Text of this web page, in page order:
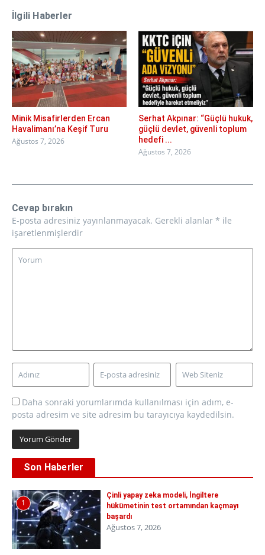
İlgili Haberler
Minik Misafirlerden Ercan
Havalimanı’na Keşif Turu
Ağustos 7, 2026
Serhat Akpınar: “Güçlü hukuk,
güçlü devlet, güvenli toplum
hedefi ...
Ağustos 7, 2026
Cevap bırakın
E-posta adresiniz yayınlanmayacak. Gerekli alanlar * ile
işaretlenmişlerdir
Daha sonraki yorumlarımda kullanılması için adım, e-
posta adresim ve site adresim bu tarayıcıya kaydedilsin.
Son Haberler
1
Çinli yapay zeka modeli, İngiltere
hükümetinin test ortamından kaçmayı
başardı
Ağustos 7, 2026